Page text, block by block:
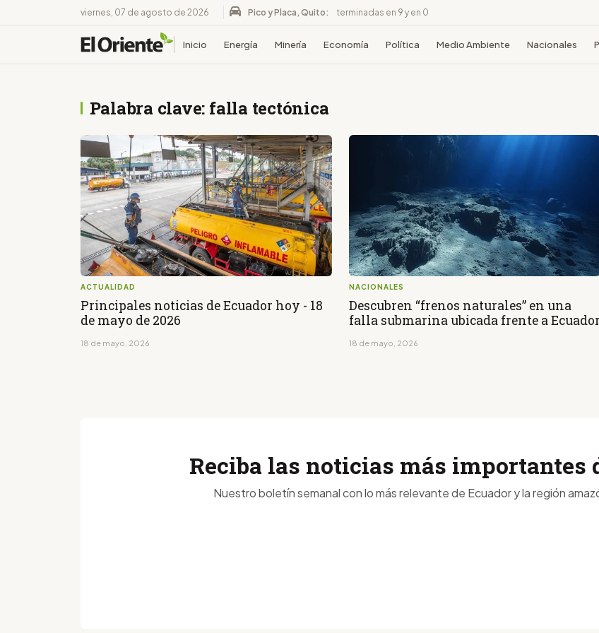
viernes, 07 de agosto de 2026 Pico y Placa, Quito: terminadas en 9 y en 0
Inicio Energía Minería Economía Política Medio Ambiente Nacionales
Palabra clave: falla tectónica
ACTUALIDAD
Principales noticias de Ecuador hoy - 18
de mayo de 2026
18 de mayo, 2026
NACIONALES
Descubren “frenos naturales” en una
falla submarina ubicada frente a Ecuador
18 de mayo, 2026
Reciba las noticias más importantes
Nuestro boletín semanal con lo más relevante de Ecuador y la región